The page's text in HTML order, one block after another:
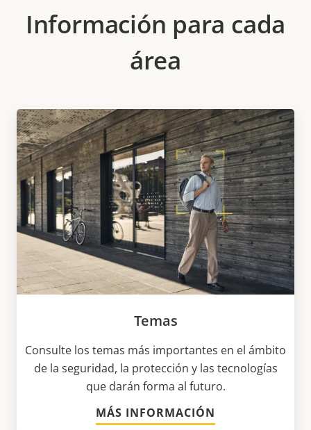
Información para cada
área
Temas
Consulte los temas más importantes en el ámbito
de la seguridad, la protección y las tecnologías
que darán forma al futuro.
MÁS INFORMACIÓN